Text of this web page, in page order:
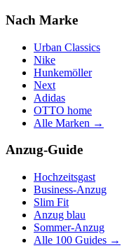
Nach Marke
Urban Classics
Nike
Hunkemöller
Next
Adidas
OTTO home
Alle Marken →
Anzug-Guide
Hochzeitsgast
Business-Anzug
Slim Fit
Anzug blau
Sommer-Anzug
Alle 100 Guides →